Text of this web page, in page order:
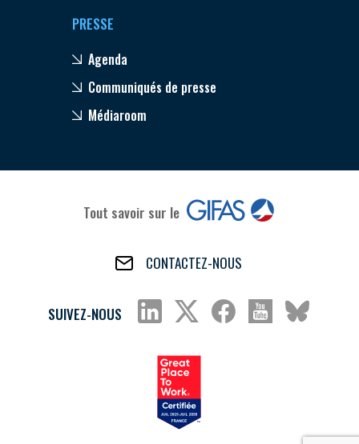
PRESSE
Agenda
Communiqués de presse
Médiaroom
Tout savoir sur le
CONTACTEZ-NOUS
SUIVEZ-NOUS